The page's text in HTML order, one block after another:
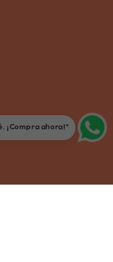
¡Compra ahora!"